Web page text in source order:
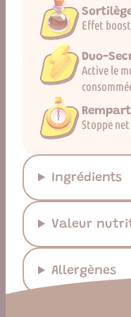
Effet
Duo-
Active le
Stoppe
Ingrédients
Valeur
Allergènes